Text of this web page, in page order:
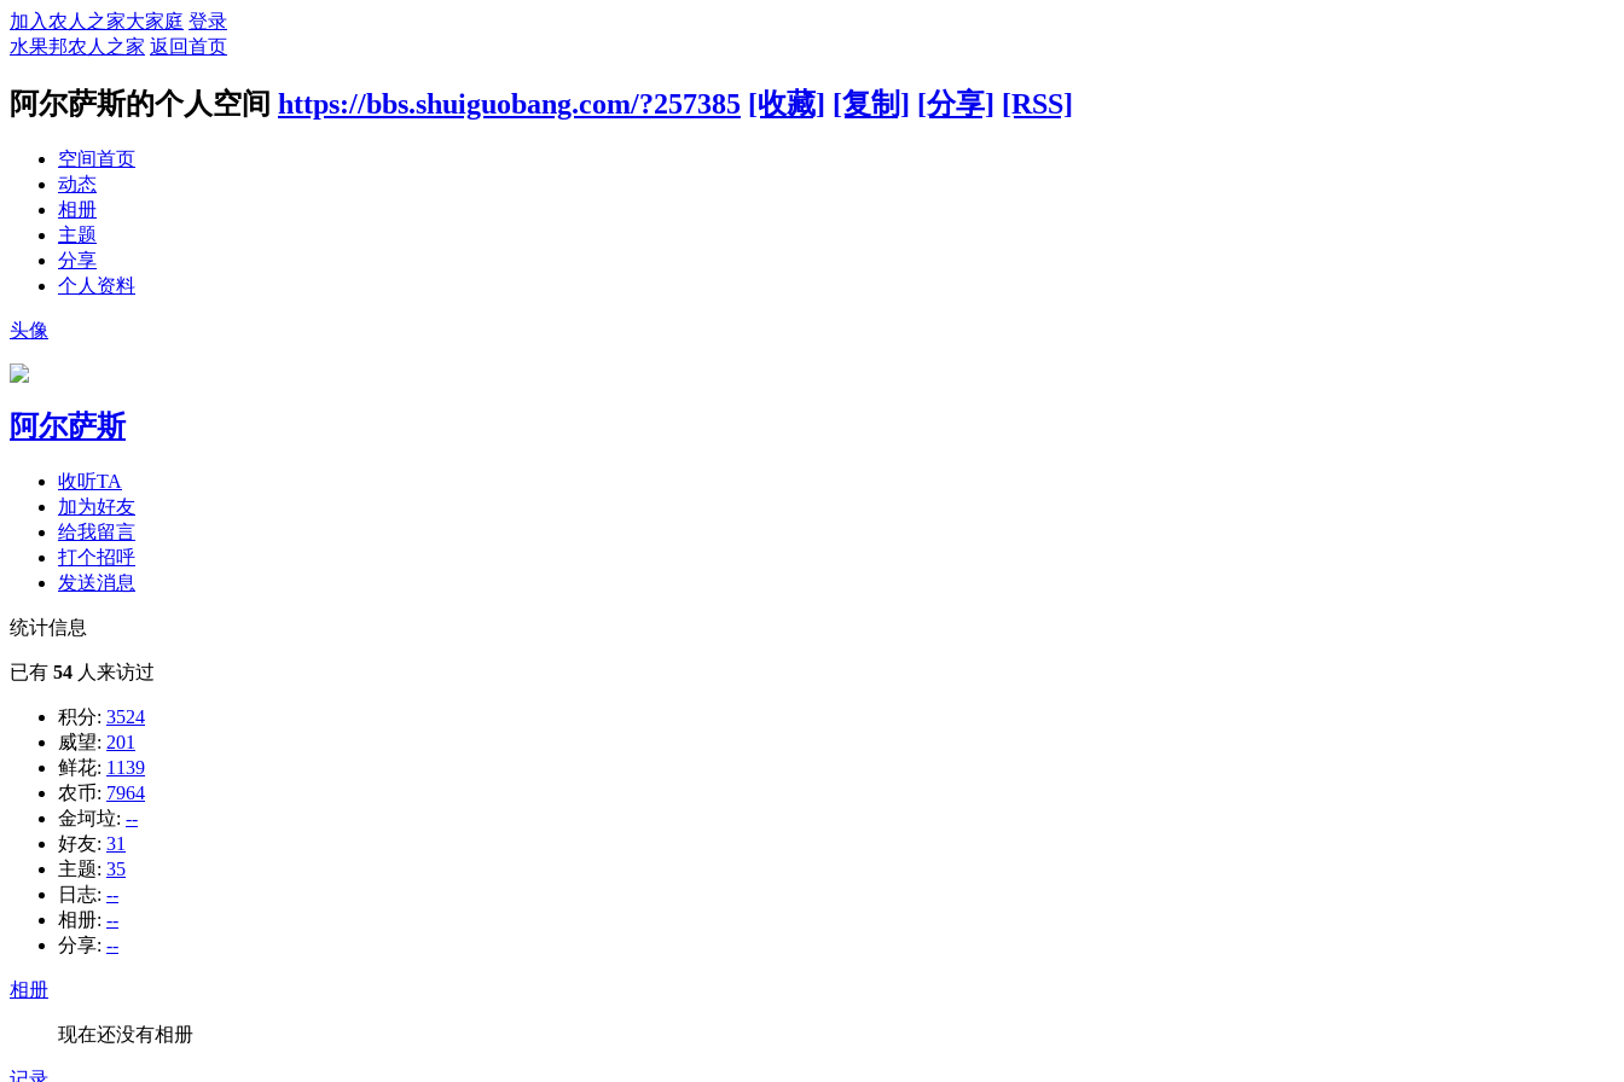
加入农人之家大家庭 登录
水果邦农人之家 返回首页
阿尔萨斯的个人空间 https://bbs.shuiguobang.com/?257385 [收藏] [复制] [分享] [RSS]
空间首页
动态
相册
主题
分享
个人资料
头像
阿尔萨斯
收听TA
加为好友
给我留言
打个招呼
发送消息
统计信息
已有 54 人来访过
积分: 3524
威望: 201
鲜花: 1139
农币: 7964
金坷垃: --
好友: 31
主题: 35
日志: --
相册: --
分享: --
相册
现在还没有相册